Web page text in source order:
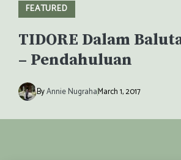
FEATURED
TIDORE Dalam
– Pendahuluan
ByAnnie NugrahaMarch 1, 2017